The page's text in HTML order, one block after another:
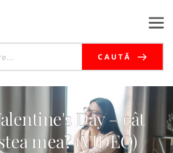
CAUTĂ
Day – cât
mea? (VIDEO)